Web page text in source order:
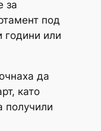
за
под
години или
да
като
получили